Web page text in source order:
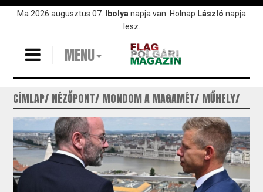
UgrásMa 2026 augusztus 07. Ibolya napja van. Holnap László napja
lesz.
MENU
CÍMLAP NÉZŐPONT MONDOM A MAGAMÉT MŰHELY